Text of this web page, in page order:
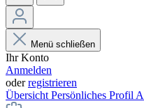
Menü schließen
Ihr Konto
Anmelden
oderregistrieren
Übersicht Persönliches Profil